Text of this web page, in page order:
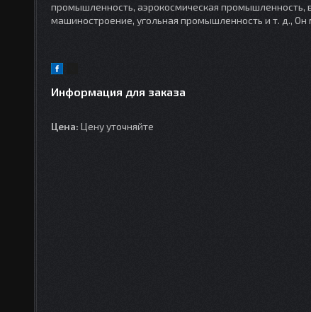
промышленность, аэрокосмическая
машиностроение, угольная промышленность и т. д.,
Информация для заказа
Цена: Цену уточняйте